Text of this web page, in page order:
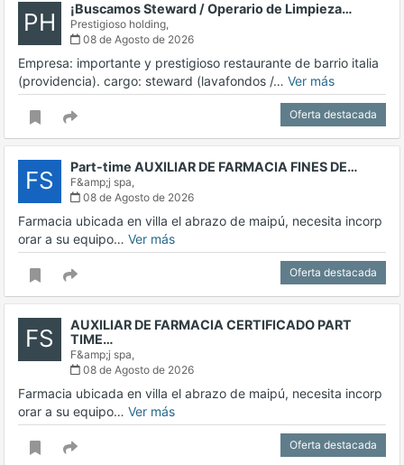
PH ¡Buscamos Steward / Operario de Limpieza…
Prestigioso holding,
08 de Agosto de 2026
Empresa: importante y prestigioso restaurante de barrio italia
(providencia). cargo: steward (lavafondos /… Ver más
Oferta destacada
FS Part-time AUXILIAR DE FARMACIA FINES DE…
F&amp;j spa,
08 de Agosto de 2026
Farmacia ubicada en villa el abrazo de maipú, necesita incorp
orar a su equipo… Ver más
Oferta destacada
FS
AUXILIAR DE FARMACIA CERTIFICADO PART
TIME…
F&amp;j spa,
08 de Agosto de 2026
Farmacia ubicada en villa el abrazo de maipú, necesita incorp
orar a su equipo… Ver más
Oferta destacada